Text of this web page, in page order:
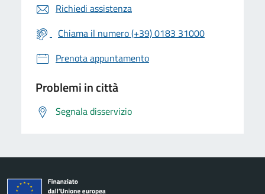
Richiedi assistenza
Chiama il numero (+39) 0183 31000
Prenota appuntamento
Problemi in città
Segnala disservizio